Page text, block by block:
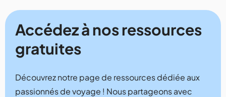
Accédez à nos ressources
gratuites
Découvrez notre page de ressources dédiée aux
passionnés de voyage ! Nous partageons avec